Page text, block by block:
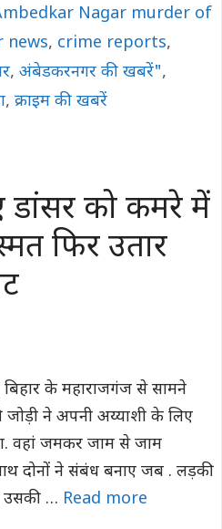
Nagar murder of
news, crime reports,
, अंबेडकरनगर की खबरें",
, क्राइम की खबरें
डांसर को कमरे में
फिर उतार
ब‍िहार के महाराजगंज से सामने
ने अपनी अय्याशी के ल‍िए
वहां जमकर जाम से जाम
दोनों ने संबंध बनाए जब . लड़की
उसकी … Read more